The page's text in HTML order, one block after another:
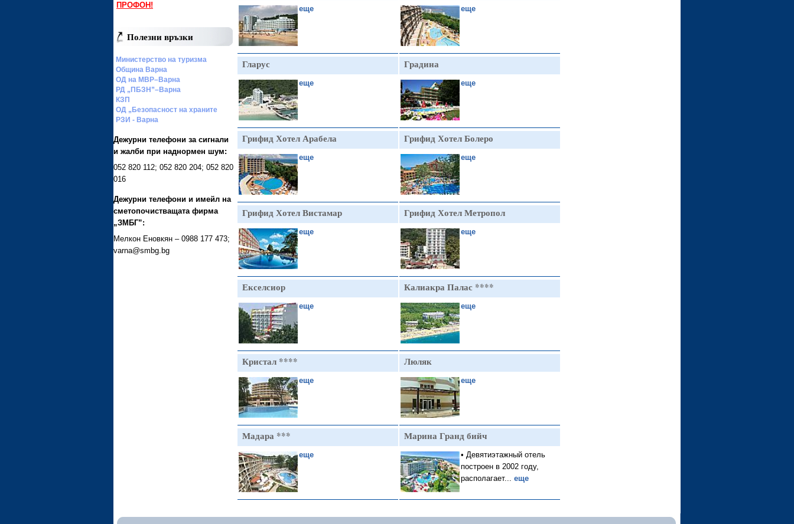
ПРОФОН!
Полезни връзки
Министерство на туризма
Община Варна
ОД на МВР–Варна
РД „ПБЗН”–Варна
КЗП
ОД „Безопасност на храните
РЗИ - Варна
Дежурни телефони за сигнали
и жалби при наднормен шум:
052 820 112; 052 820 204; 052 820
016
Дежурни телефони и имейл на
сметопочистващата фирма
„ЗМБГ”:
Мелкон Еновкян – 0988 177 473;
varna@smbg.bg
еще еще
Гларус
еще
Градина
еще
Грифид Хотел Арабела
еще
Грифид Хотел Болеро
еще
Грифид Хотел Вистамар
еще
Грифид Хотел Метропол
еще
Екселсиор
еще
Калиакра Палас ****
еще
Кристал ****
еще
Люляк
еще
Мадара ***
еще
Марина Гранд бийч
• Девятиэтажный отель
построен в 2002 году,
располагает... еще